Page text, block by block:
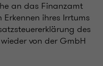
an das Finanzamt
ihres Irrtums
des
von der GmbH